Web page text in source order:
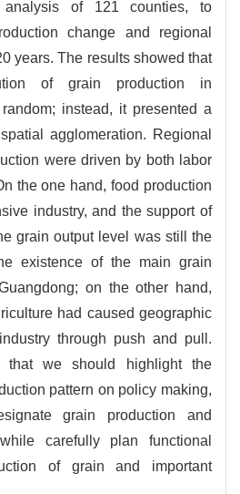
analysis of 121 counties, to
change and regional
years. The results showed that
of grain production in
instead, it presented a
agglomeration. Regional
were driven by both labor
the one hand, food production
industry, and the support of
grain output level was still the
existence of the main grain
on the other hand,
had caused geographic
through push and pull.
that we should highlight the
pattern on policy making,
grain production and
carefully plan functional
of grain and important